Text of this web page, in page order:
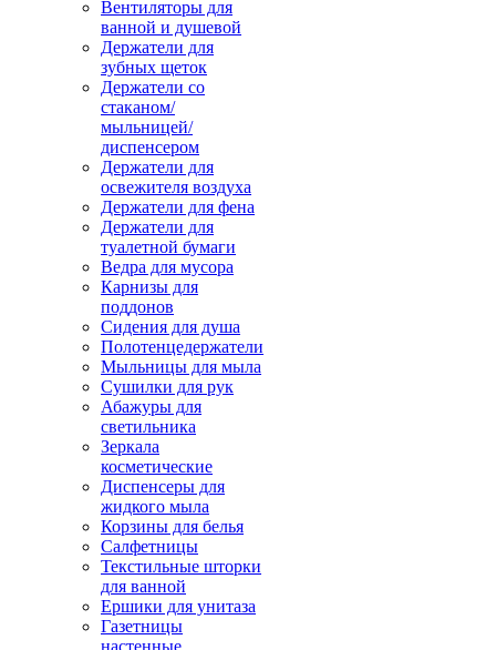
Вентиляторы для
ванной и душевой
Держатели для
зубных щеток
Держатели со
стаканом/
мыльницей/
диспенсером
Держатели для
освежителя воздуха
Держатели для фена
Держатели для
туалетной бумаги
Ведра для мусора
Карнизы для
поддонов
Сидения для душа
Полотенцедержатели
Мыльницы для мыла
Сушилки для рук
Абажуры для
светильника
Зеркала
косметические
Диспенсеры для
жидкого мыла
Корзины для белья
Салфетницы
Текстильные шторки
для ванной
Ершики для унитаза
Газетницы
настенные